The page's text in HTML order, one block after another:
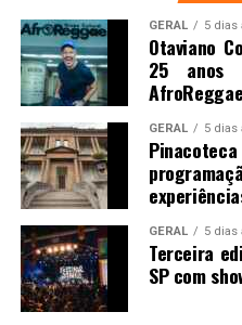
GERAL 5 dias
Otaviano
25 anos
AfroReggae
GERAL 5 dias
GERAL 5 dias
Terceira
SP com